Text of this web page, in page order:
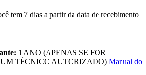
tem 7 dias a partir da data de recebimento
1 ANO (APENAS SE FOR
TÉCNICO AUTORIZADO) Manual do